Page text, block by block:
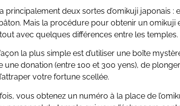
principalement deux sortes d’omikuji japonais :
Mais la procédure pour obtenir un omikuji
avec quelques différences entre les temples.
la plus simple est d’utiliser une boîte
une donation (entre 100 et 300 yens), de
votre fortune scellée.
vous obtenez un numéro à la place de